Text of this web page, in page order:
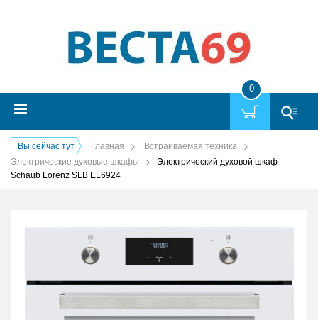
0
Вы сейчас тут Главная
Встраиваемая техника
Электрические духовые шкафы
Электрический духовой шкаф
Schaub Lorenz SLB EL6924